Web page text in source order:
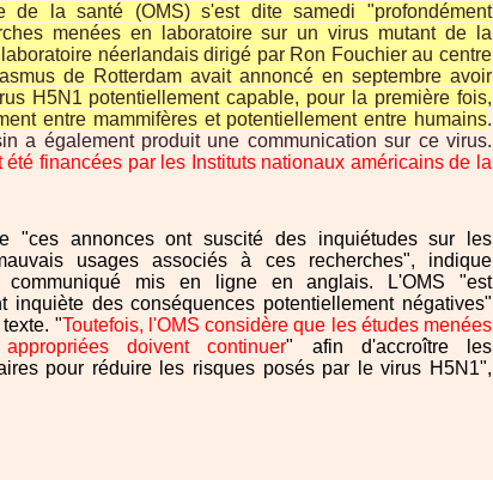
de la santé (OMS) s'est dite samedi "profondément
menées en laboratoire sur un virus mutant de la
néerlandais dirigé par Ron Fouchier au centre
de Rotterdam avait annoncé en septembre avoir
H5N1 potentiellement capable, pour la première fois,
entre mammifères et potentiellement entre humains.
a également produit une communication sur ce virus.
été financées par les Instituts nationaux américains de la
"ces annonces ont suscité des inquiétudes sur les
usages associés à ces recherches", indique
communiqué mis en ligne en anglais. L'OMS "est
inquiète des conséquences potentiellement négatives"
"Toutefois, l'OMS considère que les études menées
doivent continuer" afin d'accroître les
pour réduire les risques posés par le virus H5N1",